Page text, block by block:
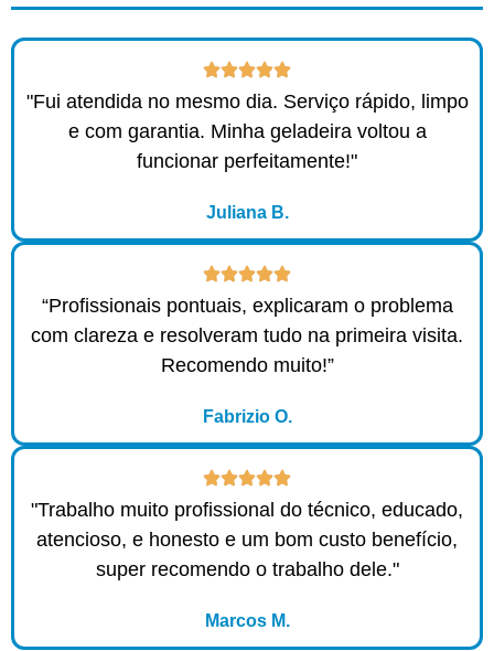
"Fui atendida no mesmo dia. Serviço rápido, limpo
e com garantia. Minha geladeira voltou a
funcionar perfeitamente!"
Juliana B.
“Profissionais pontuais, explicaram o problema
com clareza e resolveram tudo na primeira visita.
Recomendo muito!”
Fabrizio O.
"Trabalho muito profissional do técnico, educado,
atencioso, e honesto e um bom custo benefício,
super recomendo o trabalho dele."
Marcos M.